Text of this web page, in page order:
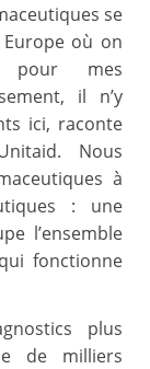
se
où on
pour mes
il n’y
ici, raconte
Nous
à
: une
l’ensemble
fonctionne
plus
de milliers